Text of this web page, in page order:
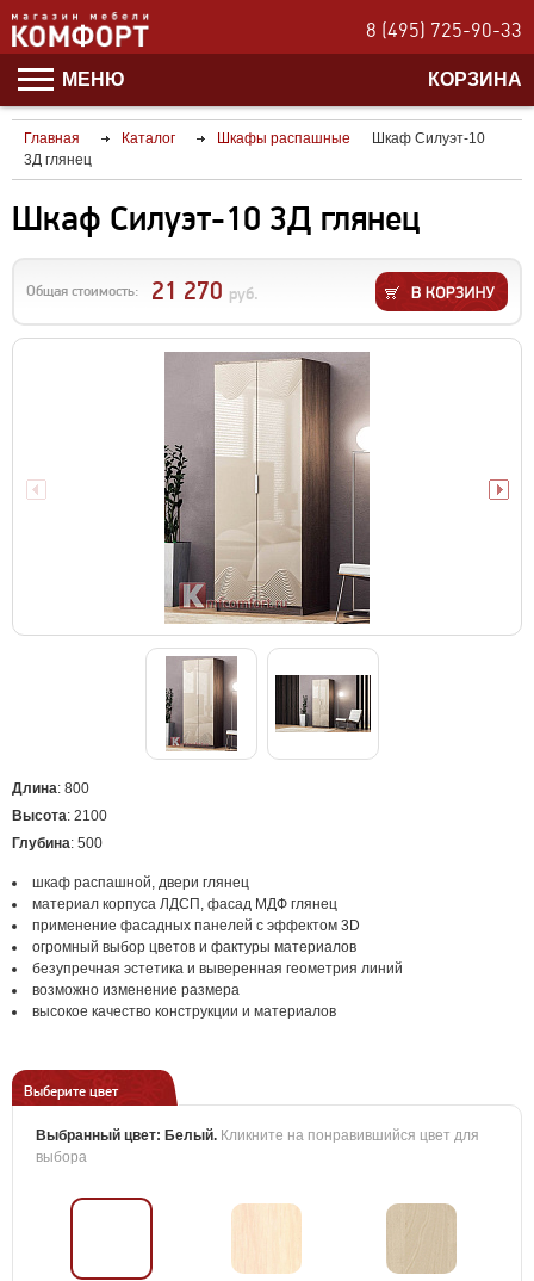
8 (495) 725-90-33
МЕНЮ КОРЗИНА
Главная Каталог Шкафы распашные
Шкаф Силуэт-10
3Д глянец
Шкаф Силуэт-10 3Д глянец
Общая стоимость: 21 270 руб.
Длина: 800
Высота: 2100
Глубина: 500
шкаф распашной, двери глянец
материал корпуса ЛДСП, фасад МДФ глянец
применение фасадных панелей с эффектом 3D
огромный выбор цветов и фактуры материалов
безупречная эстетика и выверенная геометрия линий
возможно изменение размера
высокое качество конструкции и материалов
Выберите цвет
Выбранный цвет: Белый. Кликните на понравившийся цвет для
выбора